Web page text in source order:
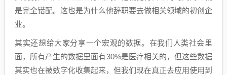
是完全错配。这也是为什么他辞职要去做相关领域的初创企
业。
其实还想给大家分享一个宏观的数据。在我们人类社会里
面，所有产生的数据里面有30%是医疗相关的，但这些数据
其实也在被数字化收集起来，但我们现在真正去应用使用到